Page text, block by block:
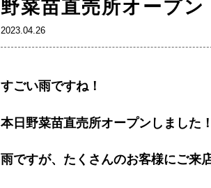
野菜苗直売所オープン
2023.04.26
すごい雨ですね！
本日野菜苗直売所オープンしました！
雨ですが、たくさんのお客様にご来